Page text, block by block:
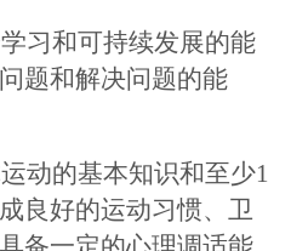
习和可持续发展的能
题和解决问题的能
动的基本知识和至少1
良好的运动习惯、卫